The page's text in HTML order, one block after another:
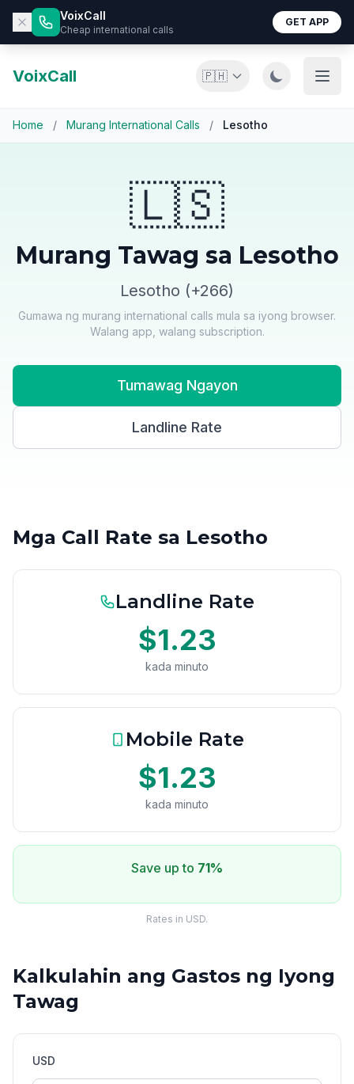
VoixCall
Cheap international calls
GET APP
VoixCall 🇵🇭
Home / Murang International Calls / Lesotho
🇱🇸
Murang Tawag sa Lesotho
Lesotho (+266)
Gumawa ng murang international calls mula sa iyong browser.
Walang app, walang subscription.
Tumawag Ngayon
Landline Rate
Mga Call Rate sa Lesotho
Landline Rate
$1.23
kada minuto
Mobile Rate
$1.23
kada minuto
Save up to 71%
Rates in USD.
Kalkulahin ang Gastos ng Iyong
Tawag
USD